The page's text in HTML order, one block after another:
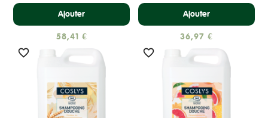
Ajouter
58,41 €
Ajouter
36,97 €
 